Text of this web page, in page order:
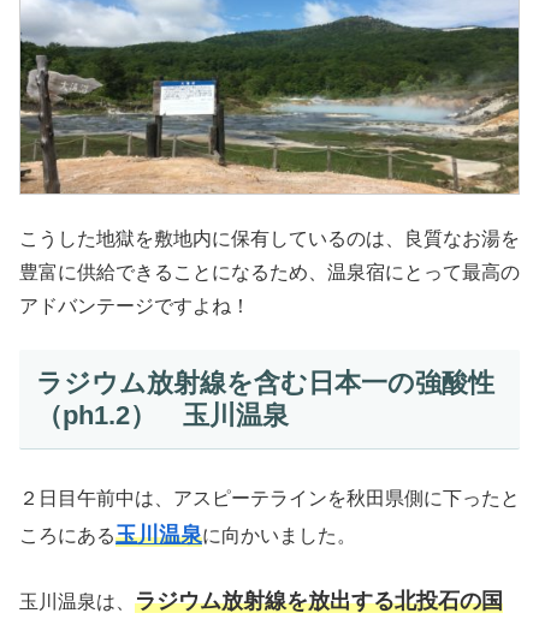
こうした地獄を敷地内に保有しているのは、良質なお湯を
豊富に供給できることになるため、温泉宿にとって最高の
アドバンテージですよね！
ラジウム放射線を含む日本一の強酸性
（ph1.2） 玉川温泉
２日目午前中は、アスピーテラインを秋田県側に下ったと
ころにある玉川温泉に向かいました。
玉川温泉は、 ラジウム放射線を放出する北投石の国